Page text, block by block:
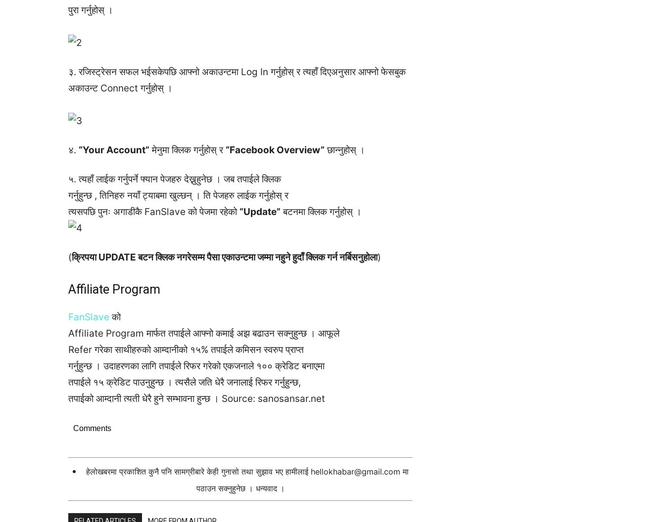
पुरा गर्नुहोस् ।
३. रजिस्ट्रेसन सफल भईसकेपछि आफ्नो अकाउन्टमा Log In गर्नुहोस् र त्यहाँ दिएअनुसार आफ्नो फेसबुक
अकाउन्ट Connect गर्नुहोस् ।
४. “Your Account” मेनुमा क्लिक गर्नुहोस् र “Facebook Overview” छान्नुहोस् ।
५. त्यहाँ लाईक गर्नुपर्ने फ्यान पेजहरु देख्नुहुनेछ । जब तपाईले क्लिक
गर्नुहुन्छ , तिनिहरु नयाँ ट्याबमा खुल्छन् । ति पेजहरु लाईक गर्नुहोस् र
त्यसपछि पुनः अगाडीकै FanSlave को पेजमा रहेको “Update” बटनमा क्लिक गर्नुहोस् ।
(क्रिपया UPDATE बटन क्लिक नगरेसम्म पैसा एकाउन्टमा जम्मा नहुने हुदाँ क्लिक गर्न नर्बिसनुहोला)
Affiliate Program
FanSlaveको
Affiliate Program मार्फत तपाईले आफ्नो कमाई अझ बढाउन सक्नुहुन्छ । आफूले
Refer गरेका साथीहरुको आम्दानीको १५% तपाईले कमिसन स्वरुप प्राप्त
गर्नुहुन्छ । उदाहरणका लागि तपाईले रिफर गरेको एकजनाले १०० क्रेडिट बनाएमा
तपाईले १५ क्रेडिट पाउनुहुन्छ । त्यसैले जति धेरै जनालाई रिफर गर्नुहुन्छ,
तपाईको आम्दानी त्यती धेरै हुने सम्भावना हुन्छ । Source: sanosansar.net
Comments
हेलोखबरमा प्रकाशित कुनै पनि सामग्रीबारे केही गुनासो तथा सुझाव भए हामीलाई hellokhabar@gmail.com मा
पठाउन सक्नुहुनेछ । धन्यवाद ।